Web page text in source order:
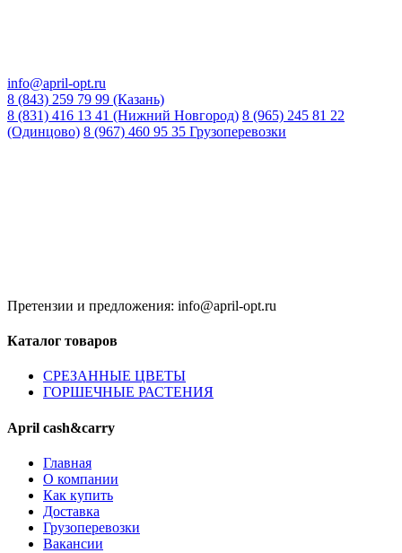
info@april-opt.ru
8 (843) 259 79 99 (Казань)
8 (831) 416 13 41 (Нижний Новгород) 8 (965) 245 81 22
(Одинцово) 8 (967) 460 95 35 Грузоперевозки
Претензии и предложения: info@april-opt.ru
Каталог товаров
CPЕЗАННЫЕ ЦВЕТЫ
ГОРШЕЧНЫЕ РАСТЕНИЯ
April cash&carry
Главная
О компании
Как купить
Доставка
Грузоперевозки
Вакансии